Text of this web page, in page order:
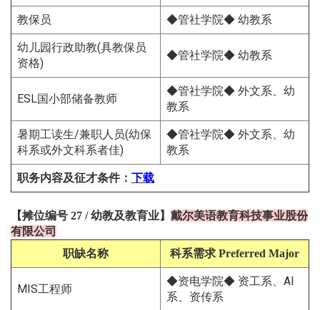
教保员 ◆管社学院◆ 幼教系
幼儿园行政助教(具教保员
资格)
◆管社学院◆ 幼教系
ESL国小部储备教师
◆管社学院◆ 外文系、幼
教系
暑期⼯读⽣/兼职⼈员(幼保
科系或外文科系者佳)
◆管社学院◆ 外文系、幼
教系
职务内容及征才条件： 下载
【摊位编号 27 /幼教及教育业】 戴尔美语教育科技事业股份
有限公司
职缺名称
科系需求 Preferred Major
MIS工程师
◆资电学院◆ 资工系、AI
系、资传系